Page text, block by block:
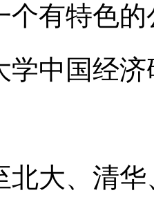
个有特色
学中国经
北大、清